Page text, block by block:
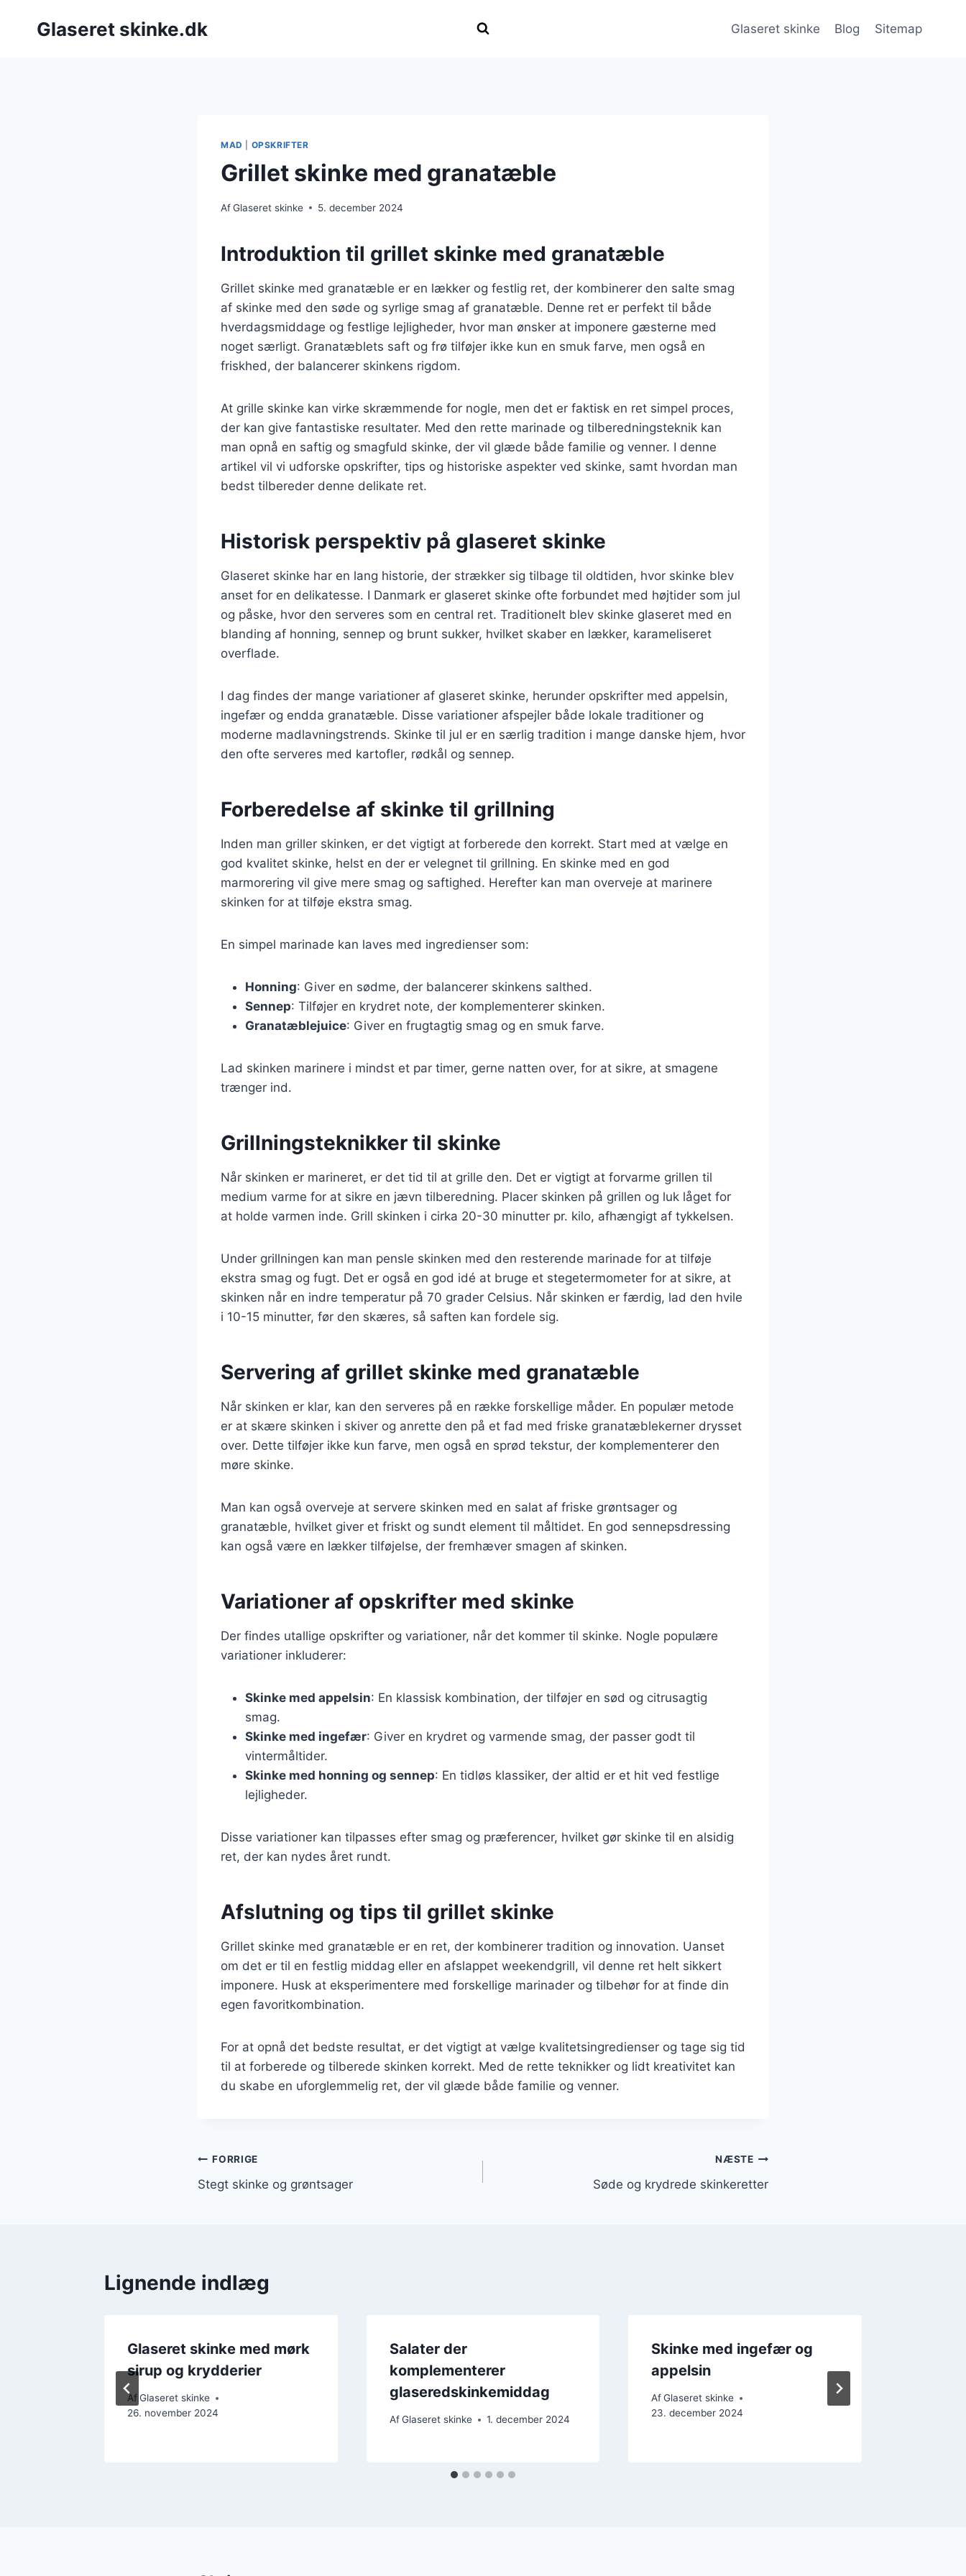
Glaseret skinke.dk Glaseret skinke Blog Sitemap
MAD OPSKRIFTER
Grillet skinke med granatæble
AfGlaseret skinke 5. december 2024
Introduktion til grillet skinke med granatæble
Grillet skinke med granatæble er en lækker og festlig ret, der kombinerer den salte smag
af skinke med den søde og syrlige smag af granatæble. Denne ret er perfekt til både
hverdagsmiddage og festlige lejligheder, hvor man ønsker at imponere gæsterne med
noget særligt. Granatæblets saft og frø tilføjer ikke kun en smuk farve, men også en
friskhed, der balancerer skinkens rigdom.
At grille skinke kan virke skræmmende for nogle, men det er faktisk en ret simpel proces,
der kan give fantastiske resultater. Med den rette marinade og tilberedningsteknik kan
man opnå en saftig og smagfuld skinke, der vil glæde både familie og venner. I denne
artikel vil vi udforske opskrifter, tips og historiske aspekter ved skinke, samt hvordan man
bedst tilbereder denne delikate ret.
Historisk perspektiv på glaseret skinke
Glaseret skinke har en lang historie, der strækker sig tilbage til oldtiden, hvor skinke blev
anset for en delikatesse. I Danmark er glaseret skinke ofte forbundet med højtider som jul
og påske, hvor den serveres som en central ret. Traditionelt blev skinke glaseret med en
blanding af honning, sennep og brunt sukker, hvilket skaber en lækker, karameliseret
overflade.
I dag findes der mange variationer af glaseret skinke, herunder opskrifter med appelsin,
ingefær og endda granatæble. Disse variationer afspejler både lokale traditioner og
moderne madlavningstrends. Skinke til jul er en særlig tradition i mange danske hjem, hvor
den ofte serveres med kartofler, rødkål og sennep.
Forberedelse af skinke til grillning
Inden man griller skinken, er det vigtigt at forberede den korrekt. Start med at vælge en
god kvalitet skinke, helst en der er velegnet til grillning. En skinke med en god
marmorering vil give mere smag og saftighed. Herefter kan man overveje at marinere
skinken for at tilføje ekstra smag.
En simpel marinade kan laves med ingredienser som:
Honning: Giver en sødme, der balancerer skinkens salthed.
Sennep: Tilføjer en krydret note, der komplementerer skinken.
Granatæblejuice: Giver en frugtagtig smag og en smuk farve.
Lad skinken marinere i mindst et par timer, gerne natten over, for at sikre, at smagene
trænger ind.
Grillningsteknikker til skinke
Når skinken er marineret, er det tid til at grille den. Det er vigtigt at forvarme grillen til
medium varme for at sikre en jævn tilberedning. Placer skinken på grillen og luk låget for
at holde varmen inde. Grill skinken i cirka 20-30 minutter pr. kilo, afhængigt af tykkelsen.
Under grillningen kan man pensle skinken med den resterende marinade for at tilføje
ekstra smag og fugt. Det er også en god idé at bruge et stegetermometer for at sikre, at
skinken når en indre temperatur på 70 grader Celsius. Når skinken er færdig, lad den hvile
i 10-15 minutter, før den skæres, så saften kan fordele sig.
Servering af grillet skinke med granatæble
Når skinken er klar, kan den serveres på en række forskellige måder. En populær metode
er at skære skinken i skiver og anrette den på et fad med friske granatæblekerner drysset
over. Dette tilføjer ikke kun farve, men også en sprød tekstur, der komplementerer den
møre skinke.
Man kan også overveje at servere skinken med en salat af friske grøntsager og
granatæble, hvilket giver et friskt og sundt element til måltidet. En god sennepsdressing
kan også være en lækker tilføjelse, der fremhæver smagen af skinken.
Variationer af opskrifter med skinke
Der findes utallige opskrifter og variationer, når det kommer til skinke. Nogle populære
variationer inkluderer:
Skinke med appelsin: En klassisk kombination, der tilføjer en sød og citrusagtig
smag.
Skinke med ingefær: Giver en krydret og varmende smag, der passer godt til
vintermåltider.
Skinke med honning og sennep: En tidløs klassiker, der altid er et hit ved festlige
lejligheder.
Disse variationer kan tilpasses efter smag og præferencer, hvilket gør skinke til en alsidig
ret, der kan nydes året rundt.
Afslutning og tips til grillet skinke
Grillet skinke med granatæble er en ret, der kombinerer tradition og innovation. Uanset
om det er til en festlig middag eller en afslappet weekendgrill, vil denne ret helt sikkert
imponere. Husk at eksperimentere med forskellige marinader og tilbehør for at finde din
egen favoritkombination.
For at opnå det bedste resultat, er det vigtigt at vælge kvalitetsingredienser og tage sig tid
til at forberede og tilberede skinken korrekt. Med de rette teknikker og lidt kreativitet kan
du skabe en uforglemmelig ret, der vil glæde både familie og venner.
Indlægsnavigation
FORRIGE
Stegt skinke og grøntsager
NÆSTE
Søde og krydrede skinkeretter
Lignende indlæg
Glaseret skinke med mørk
sirup og krydderier
AfGlaseret skinke
26. november 2024
Salater der
komplementerer
glaseredskinkemiddag
Af Glaseret skinke 1. december 2024
Skinke med ingefær og
appelsin
Af Glaseret skinke
23. december 2024